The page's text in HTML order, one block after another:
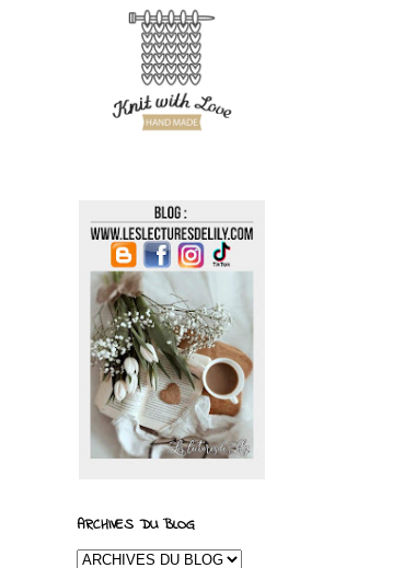
ARCHIVES DU BLOG